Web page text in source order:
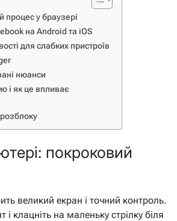
процес у браузері
на Android та iOS
для слабких пристроїв
нюанси
і як це впливає
покроковий
великий екран і точний контроль.
клацніть на маленьку стрілку біля